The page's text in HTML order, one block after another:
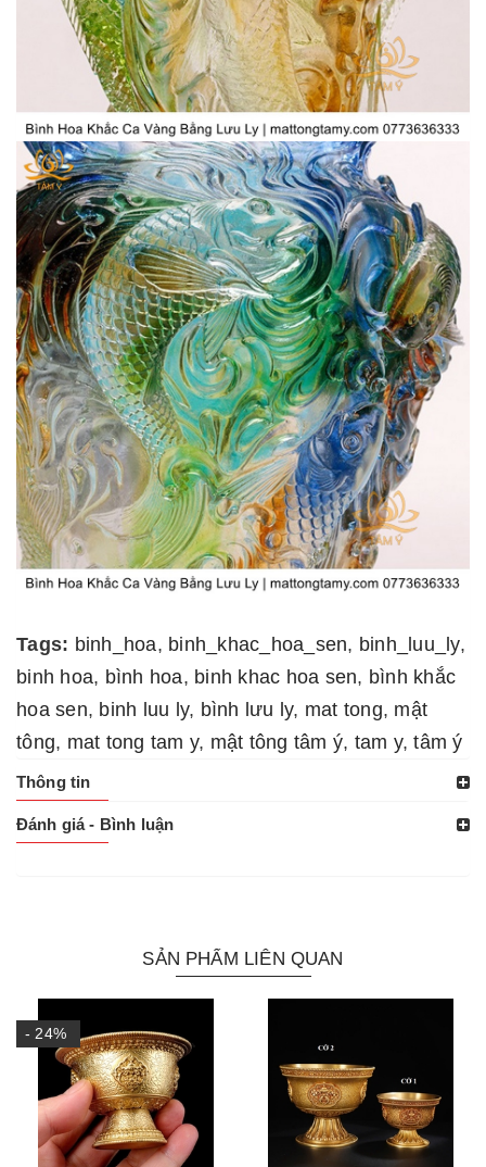
Tags: binh_hoa, binh_khac_hoa_sen, binh_luu_ly,
binh hoa, bình hoa, binh khac hoa sen, bình khắc
hoa sen, binh luu ly, bình lưu ly, mat tong, mật
tông, mat tong tam y, mật tông tâm ý, tam y,tâm ý
Thông tin
Đánh giá - Bình luận
SẢN PHẨM LIÊN QUAN
- 24%